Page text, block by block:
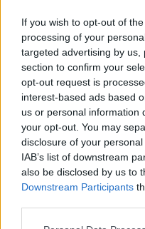
If you wish to opt-out of
processing of your
targeted advertising by
section to confirm your
opt-out request is
interest-based ads based
us or personal information
your opt-out. You may
disclosure of your
IAB’s list of downstream
also be disclosed by us to
Downstream Participants
di Ferragosto potresti fare un
amici, potrai trovare una
quale stabilire qualcosa di piú
seconda parte di agosto
vista sentimentale, avrai
virtuale vada a buon fine.
SCORPIONE
Il mese di giugno inizia con
condizioni lavorative, hai piú
realizzazione di quello che
avere di piú, un contratto
svolgi, potrai espandere. Ci
luglio e di piú ancora negli